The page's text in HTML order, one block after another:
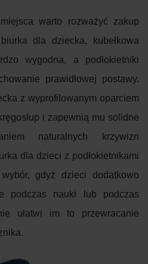
warto rozważyć zakup
dla dziecka, kubełkowa
wygodna, a podłokietniki
prawidłowej postawy.
z wyprofilowanym oparciem
i zapewnią mu solidne
naturalnych krzywizn
dla dzieci z podłokietnikami
gdyż dzieci dodatkowo
podczas nauki lub podczas
ułatwi im to przewracanie